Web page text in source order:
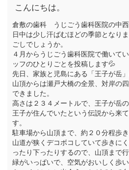
こんにちは。
倉敷の歯科 うじごう歯科医院の中西
日中は少し汗ばむほどの季節となり
ごしでしょうか。
４月からうじごう歯科医院で働いて
ッフのひとりごとを投稿します💦
先日、家族と児島にある「王子が岳
山頂からは瀬戸大橋の全景、対岸の
できました。
高さは２３４メートルで、王子が岳
王子が住んでいたという伝説から来
す。
駐車場から山頂まで、約２０分程歩き
山道が狭くデコボコしていて歩きに
ったり下ったりするので、山頂まで
緑がいっぱいで、空気がおいしく歩